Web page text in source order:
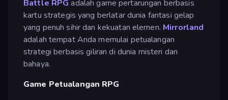
Battle RPG adalah game pertarungan berbasis
kartu strategis yang berlatar dunia fantasi gelap
yang penuh sihir dan kekuatan elemen. Mirrorland
adalah tempat Anda memulai petualangan
strategi berbasis giliran di dunia misteri dan
bahaya.
Game Petualangan RPG